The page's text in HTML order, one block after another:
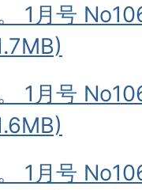
1月号
1月号
1月号